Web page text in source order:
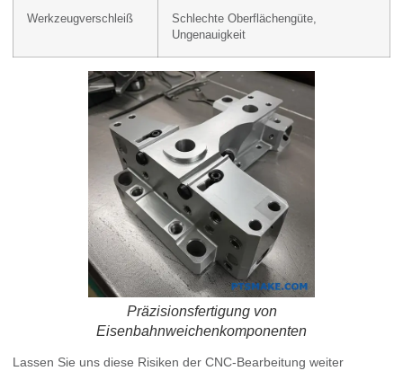
Werkzeugverschleiß
Schlechte Oberflächengüte,
Ungenauigkeit
Präzisionsfertigung von
Eisenbahnweichenkomponenten
Lassen Sie uns diese Risiken der CNC-Bearbeitung weiter